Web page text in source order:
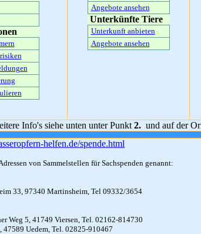
Angebote ansehen
Unterkünfte Tiere
Unterkunft anbieten
Angebote ansehen
Info's siehe unten unter Punkt 2. und auf der
helfen.de/spende.html
von Sammelstellen für Sachspenden genannt:
33, 97340 Martinsheim, Tel 09332/3654
Weg 5, 41749 Viersen, Tel. 02162-814730
47589 Uedem, Tel. 02825-910467